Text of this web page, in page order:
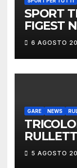
SPORT
FIGEST
6 AGOSTO
GARE NEWS
DI5 AGOSTO